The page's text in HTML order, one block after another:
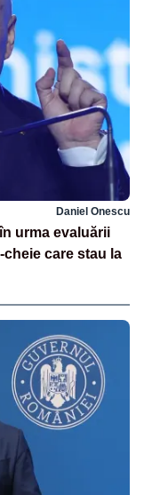
Daniel Onescu
urma evaluării
cheie care stau la